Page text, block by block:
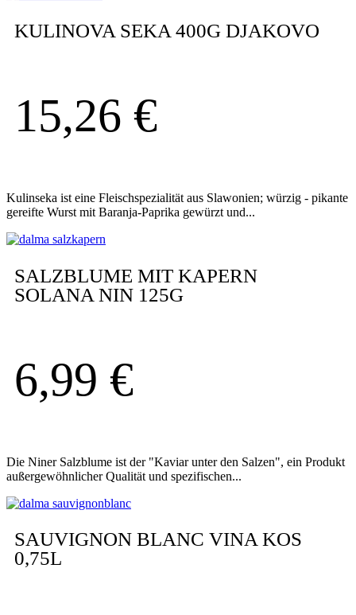
KULINOVA SEKA 400G DJAKOVO
15,26 €
Kulinseka ist eine Fleischspezialität aus Slawonien; würzig - pikante
gereifte Wurst mit Baranja-Paprika gewürzt und...
SALZBLUME MIT KAPERN
SOLANA NIN 125G
6,99 €
Die Niner Salzblume ist der "Kaviar unter den Salzen", ein Produkt
außergewöhnlicher Qualität und spezifischen...
SAUVIGNON BLANC VINA KOS
0,75L